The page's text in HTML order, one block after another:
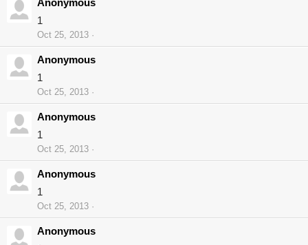
Anonymous
1
Oct 25, 2013
Anonymous
1
Oct 25, 2013
Anonymous
1
Oct 25, 2013
Anonymous
1
Oct 25, 2013
Anonymous